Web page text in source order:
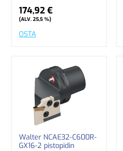
174,92 €
(ALV. 25,5 %)
OSTA
Walter NCAE32-C600R-
GX16-2 pistopidin